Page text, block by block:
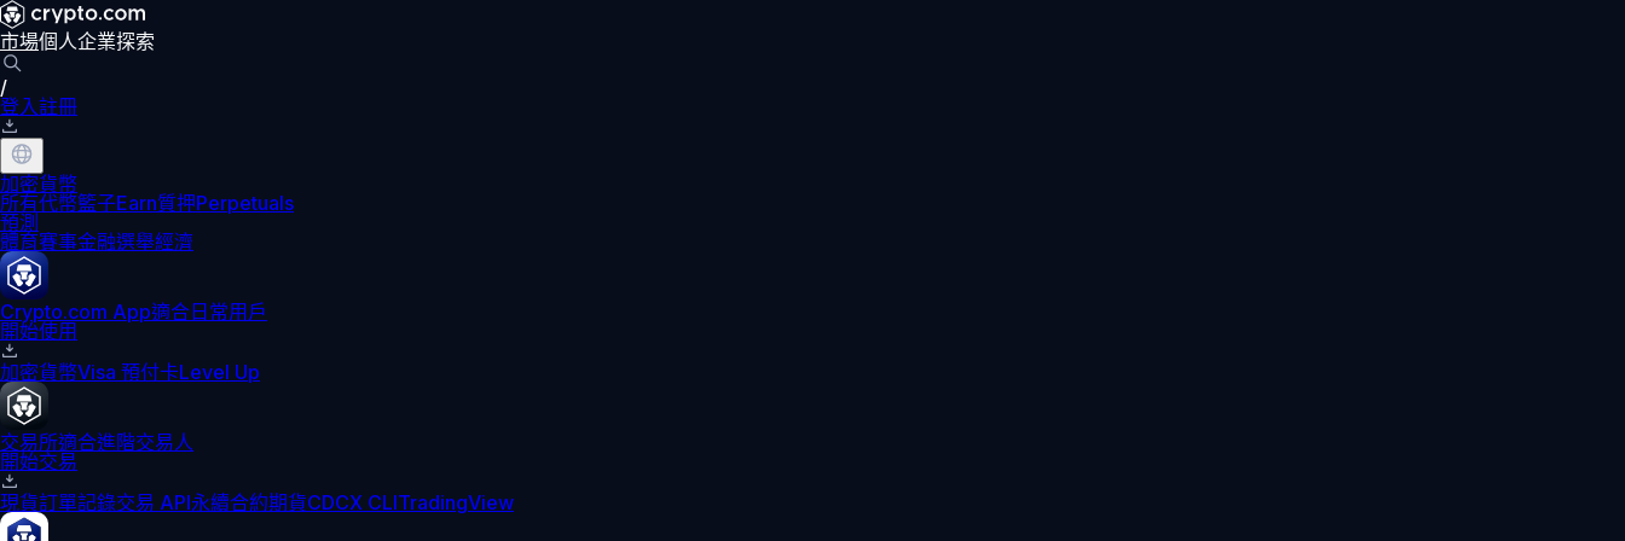
市場個人企業探索
/
登入註冊
加密貨幣
所有代幣籃子Earn質押Perpetuals
預測
體育賽事金融選舉經濟
Crypto.com App適合日常用戶
開始使用
加密貨幣Visa 預付卡Level Up
交易所適合進階交易人
開始交易
現貨訂單記錄交易 API永續合約期貨CDCX CLITradingView